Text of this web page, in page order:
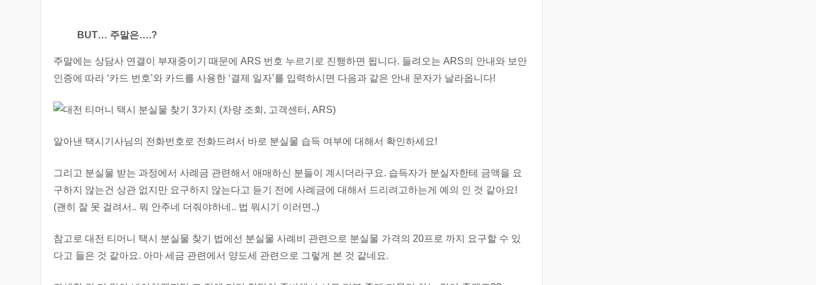
BUT… 주말은….?
주말에는 상담사 연결이 부재중이기 때문에 ARS 번호 누르기로 진행하면 됩니다. 들려오는 ARS의 안내와 보안
인증에 따라 ‘카드 번호’와 카드를 사용한 ‘결제 일자’를 입력하시면 다음과 같은 안내 문자가 날라옵니다!
알아낸 택시기사님의 전화번호로 전화드려서 바로 분실물 습득 여부에 대해서 확인하세요!
그리고 분실물 받는 과정에서 사례금 관련해서 애매하신 분들이 계시더라구요. 습득자가 분실자한테 금액을 요
구하지 않는건 상관 없지만 요구하지 않는다고 듣기 전에 사례금에 대해서 드리려고하는게 예의 인 것 같아요!
(괜히 잘 못 걸려서.. 뭐 안주네 더줘야하네.. 법 뭐시기 이러면..)
참고로 대전 티머니 택시 분실물 찾기 법에선 분실물 사례비 관련으로 분실물 가격의 20프로 까지 요구할 수 있
다고 들은 것 같아요. 아마 세금 관련에서 양도세 관련으로 그렇게 본 것 같네요.